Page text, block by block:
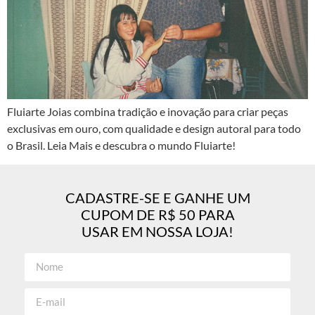
Fluiarte Joias combina tradição e inovação para criar peças
exclusivas em ouro, com qualidade e design autoral para todo
o Brasil. Leia Mais e descubra o mundo Fluiarte!
CADASTRE-SE E GANHE UM
CUPOM DE R$ 50 PARA
USAR EM NOSSA LOJA!